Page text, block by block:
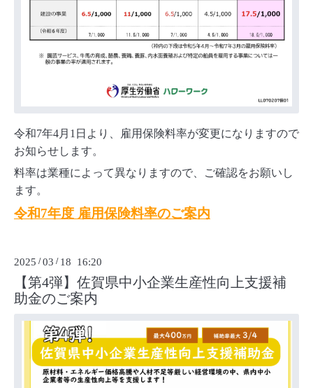
令和7年4月1日より、雇用保険料率が変更になりますので
お知らせします。
料率は業種によって異なりますので、ご確認をお願いし
ます。
令和7年度 雇用保険料率のご案内
2025 /03 / 18 16:20
【第4弾】佐賀県中小企業生産性向上支援補
助金のご案内